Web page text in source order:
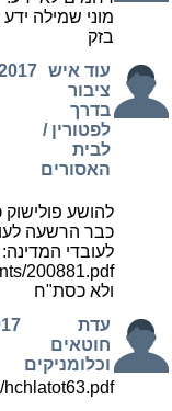
מוני שמילה
בזק
עוד איש
ציבור
בדרך
לפטורין /
לבית
האסורים
להושע
כבר הרשעה
לעובדי המדינה:
200881.pdf
ולא כסת"ח
עדת
חוטאים
וכלומניקים